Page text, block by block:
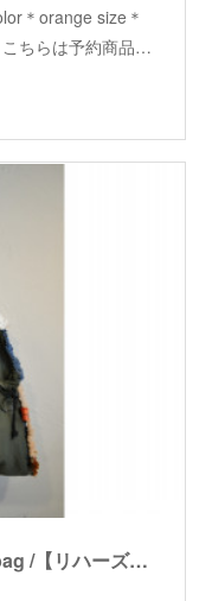
＊orange size＊
ちらは予約商品…
【RehersalL】nylon marche bag /【リハーズオール】ナイロンマルシェバッグ